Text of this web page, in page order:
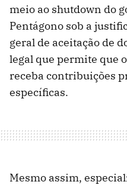
meio ao shutdown do
Pentágono sob a
geral de aceitação de
legal que permite que
receba contribuições
específicas.
Mesmo assim,